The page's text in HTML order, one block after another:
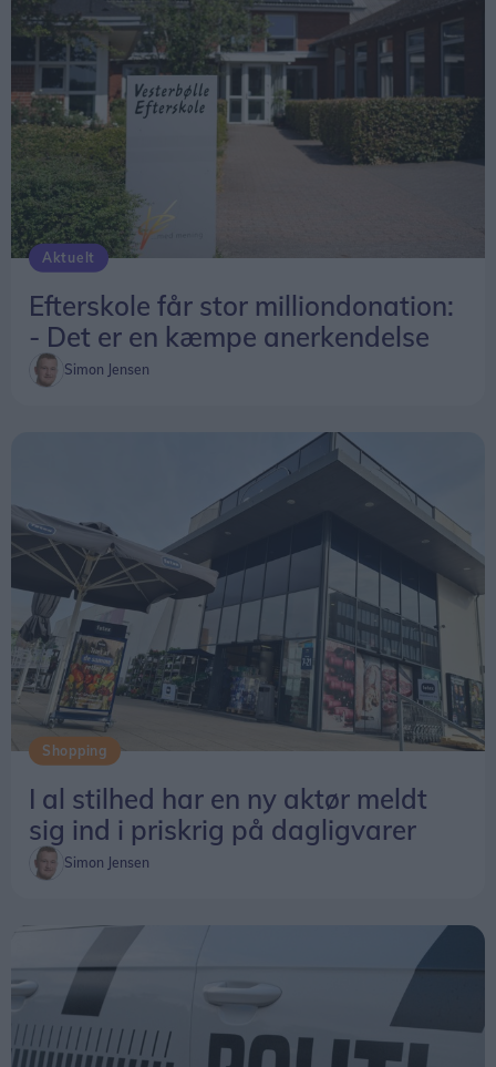
Aktuelt
Efterskole får stor milliondonation:
- Det er en kæmpe anerkendelse
Simon Jensen
Shopping
I al stilhed har en ny aktør meldt
sig ind i priskrig på dagligvarer
Simon Jensen